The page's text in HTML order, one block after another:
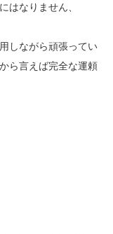
はなりません、
しながら頑張ってい
ら言えば完全な運頼